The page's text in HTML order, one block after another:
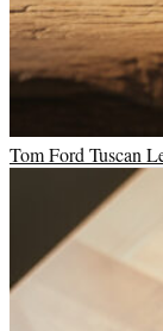
Tom Ford Tuscan